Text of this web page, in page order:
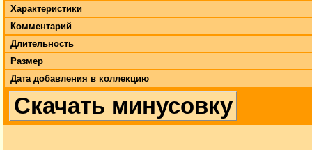
Характеристики
Комментарий
Длительность
Размер
Дата добавления в коллекцию
Скачать минусовку